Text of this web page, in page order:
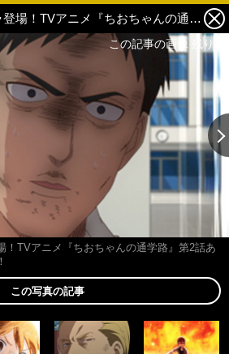
ファン歓喜の人気キャラ登場！TVアニメ『ちおちゃんの通学路』第2話あらすじ＆先行カットが到着！ 10枚目の写真・画像
！TVアニメ『ちおちゃんの通学路』第2話あ
この写真の記事
この記事の画像 残り9